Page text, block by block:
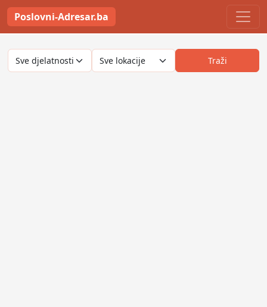
Poslovni-Adresar.ba
Traži